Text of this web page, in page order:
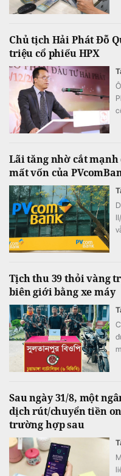
Chủ tịch Hải Phát Đỗ
triệu cổ phiếu HPX
Lãi tăng nhờ cắt
mất vốn của
Tịch thu 39 thỏi vàng
biên giới bằng xe máy
Sau ngày 31/8, một
dịch rút/chuyển tiền
trường hợp sau